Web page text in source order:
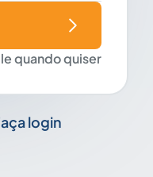
quando quiser
login